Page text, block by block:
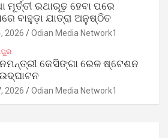
ମୂର୍ତ୍ତୀ ରଥାରୂଢ଼ ହେବା ପରେ
ବାହୁଡ଼ା ଯାତ୍ରା ଅନୁଷ୍ଠିତ
2026 Odian Media Network1
କେସିଙ୍ଗା ରେଳ ଷ୍ଟେଶନ
2026 Odian Media Network1